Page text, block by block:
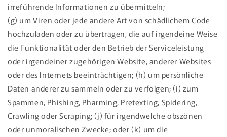
irreführende Informationen zu übermitteln;
(g) um Viren oder jede andere Art von schädlichem Code
hochzuladen oder zu übertragen, die auf irgendeine Weise
die Funktionalität oder den Betrieb der Serviceleistung
oder irgendeiner zugehörigen Website, anderer Websites
oder des Internets beeinträchtigen; (h) um persönliche
Daten anderer zu sammeln oder zu verfolgen; (i) zum
Spammen, Phishing, Pharming, Pretexting, Spidering,
Crawling oder Scraping; (j) für irgendwelche obszönen
oder unmoralischen Zwecke; oder (k) um die